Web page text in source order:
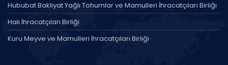
Hububat Bakliyat Yağlı Tohumlar ve Mamulleri İhracatçıları Birliği
Halı İhracatçıları Birliği
Kuru Meyve ve Mamulleri İhracatçıları Birliği